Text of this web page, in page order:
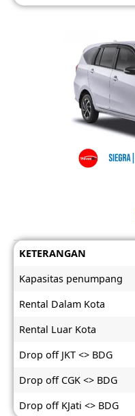
KETERANGAN
Kapasitas penumpang
Rental Dalam Kota
Rental Luar Kota
Drop off JKT <> BDG
Drop off CGK <> BDG
Drop off KJati <> BDG